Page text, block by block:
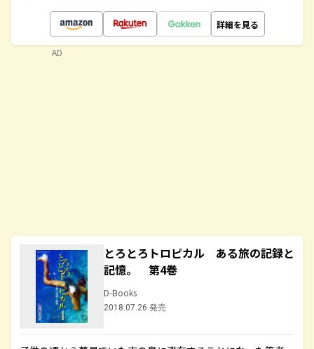
詳細を見る
とろとろトロピカル ある旅の記録と
記憶。 第4巻
D-Books
2018.07.26 発売
AD